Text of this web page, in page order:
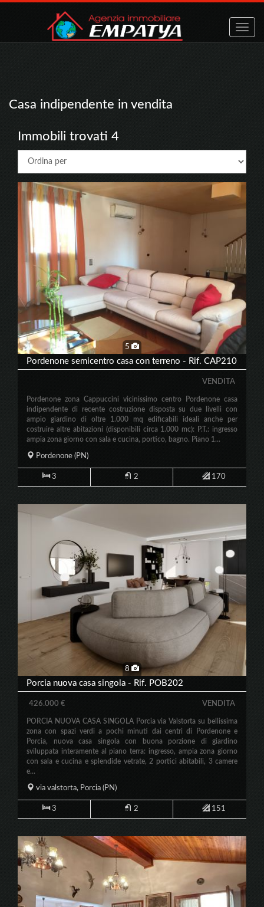
Toggle
Casa indipendente in vendita
Immobili trovati 4
5
Pordenone semicentro casa con terreno - Rif. CAP210
VENDITA
Pordenone zona Cappuccini vicinissimo centro Pordenone casa
indipendente di recente costruzione disposta su due livelli con
ampio giardino di oltre 1.000 mq edificabili ideali anche per
costruire altre abitazioni (disponibili circa 1.000 mc): P.T.: ingresso
ampia zona giorno con sala e cucina, portico, bagno. Piano 1...
Pordenone (PN)
3 2 170
8
Porcia nuova casa singola - Rif. POB202
426.000 € VENDITA
PORCIA NUOVA CASA SINGOLA Porcia via Valstorta su bellissima
zona con spazi verdi a pochi minuti dai centri di Pordenone e
Porcia, nuova casa singola con buona porzione di giardino
sviluppata interamente al piano terra: ingresso, ampia zona giorno
con sala e cucina e splendide vetrate, 2 portici abitabili, 3 camere
e...
via valstorta, Porcia (PN)
3 2 151